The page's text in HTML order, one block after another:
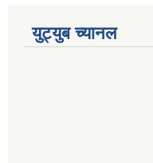
युट्युब च्यानल